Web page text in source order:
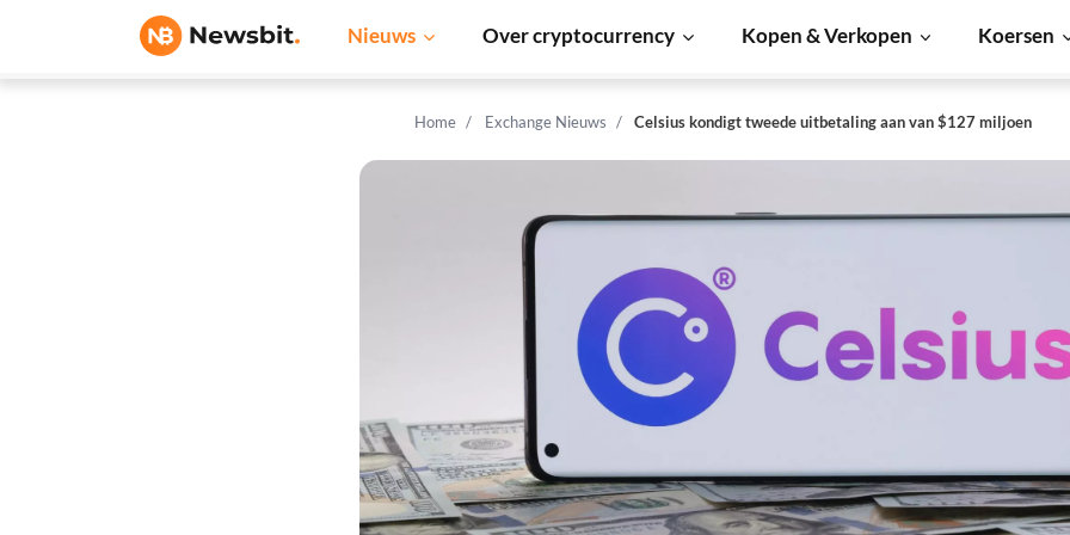
Nieuws Over cryptocurrency Kopen & Verkopen Koersen
Home Exchange Nieuws Celsius kondigt tweede uitbetaling aan van $127 miljoen